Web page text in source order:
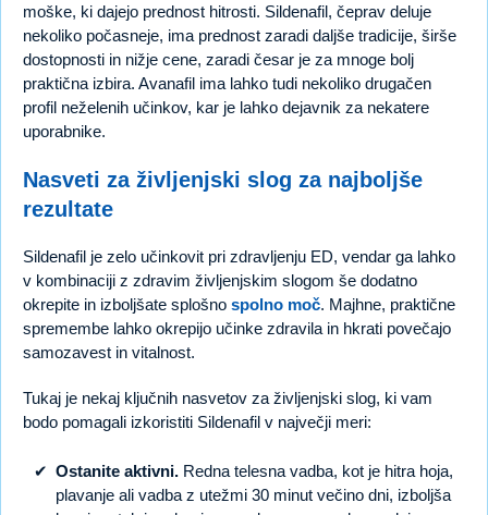
moške, ki dajejo prednost hitrosti. Sildenafil, čeprav deluje
nekoliko počasneje, ima prednost zaradi daljše tradicije, širše
dostopnosti in nižje cene, zaradi česar je za mnoge bolj
praktična izbira. Avanafil ima lahko tudi nekoliko drugačen
profil neželenih učinkov, kar je lahko dejavnik za nekatere
uporabnike.
Nasveti za življenjski slog za najboljše
rezultate
Sildenafil je zelo učinkovit pri zdravljenju ED, vendar ga lahko
v kombinaciji z zdravim življenjskim slogom še dodatno
okrepite in izboljšate splošno spolno moč. Majhne, praktične
spremembe lahko okrepijo učinke zdravila in hkrati povečajo
samozavest in vitalnost.
Tukaj je nekaj ključnih nasvetov za življenjski slog, ki vam
bodo pomagali izkoristiti Sildenafil v največji meri:
Ostanite aktivni. Redna telesna vadba, kot je hitra hoja,
plavanje ali vadba z utežmi 30 minut večino dni, izboljša